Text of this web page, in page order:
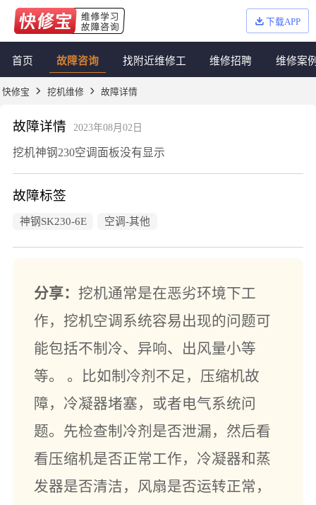
下载APP
首页 故障咨询 找附近维修工 维修招聘 维修案
快修宝 挖机维修 故障详情
故障详情 2023年08月02日
挖机神钢230空调面板没有显示
故障标签
神钢SK230-6E 空调-其他
分享： 挖机通常是在恶劣环境下工
作，挖机空调系统容易出现的问题可
能包括不制冷、异响、出风量小等
等。 。比如制冷剂不足，压缩机故
障，冷凝器堵塞，或者电气系统问
题。先检查制冷剂是否泄漏，然后看
看压缩机是否正常工作，冷凝器和蒸
发器是否清洁，风扇是否运转正常，